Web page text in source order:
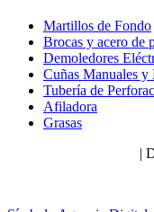
Martillos de Fondo
Brocas y acero de
Demoledores
Cuñas Manuales y
Tubería de
Afiladora
Grasas
|